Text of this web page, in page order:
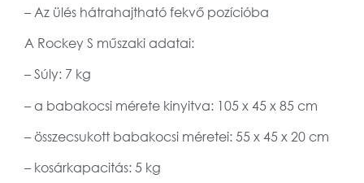
– Az ülés hátrahajtható fekvő pozícióba
A Rockey S műszaki adatai:
– Súly: 7 kg
– a babakocsi mérete kinyitva: 105 x 45 x 85 cm
– összecsukott babakocsi méretei: 55 x 45 x 20 cm
– kosárkapacitás: 5 kg